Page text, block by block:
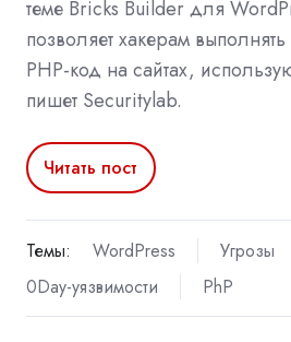
теме Bricks Builder для
позволяет хакерам
PHP-код на сайтах,
пишет Securitylab.
Читать пост
Темы: WordPress
Угрозы
0Day-уязвимости
PhP